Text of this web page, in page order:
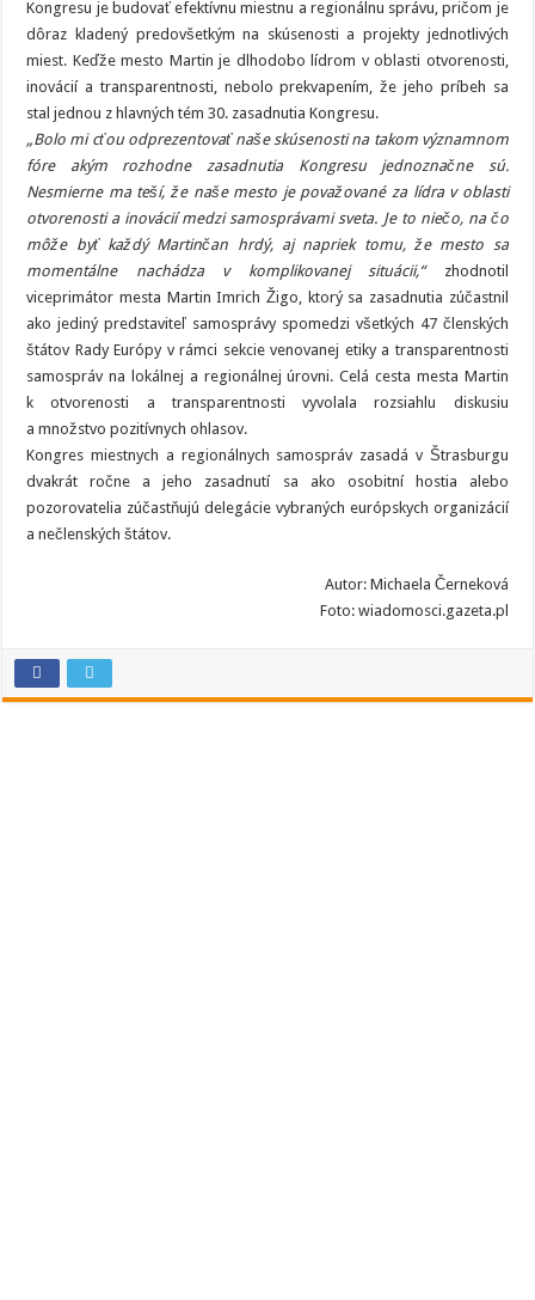
Kongresu je budovať efektívnu miestnu a regionálnu správu, pričom je
dôraz kladený predovšetkým na skúsenosti a projekty jednotlivých
miest. Keďže mesto Martin je dlhodobo lídrom v oblasti otvorenosti,
inovácií a transparentnosti, nebolo prekvapením, že jeho príbeh sa
stal jednou z hlavných tém 30. zasadnutia Kongresu.
„Bolo mi cťou odprezentovať naše skúsenosti na takom významnom
fóre akým rozhodne zasadnutia Kongresu jednoznačne sú.
Nesmierne ma teší, že naše mesto je považované za lídra v oblasti
otvorenosti a inovácií medzi samosprávami sveta. Je to niečo, na čo
môže byť každý Martinčan hrdý, aj napriek tomu, že mesto sa
momentálne nachádza v komplikovanej situácii,“zhodnotil
viceprimátor mesta Martin Imrich Žigo, ktorý sa zasadnutia zúčastnil
ako jediný predstaviteľ samosprávy spomedzi všetkých 47 členských
štátov Rady Európy v rámci sekcie venovanej etiky a transparentnosti
samospráv na lokálnej a regionálnej úrovni. Celá cesta mesta Martin
k otvorenosti a transparentnosti vyvolala rozsiahlu diskusiu
a množstvo pozitívnych ohlasov.
Kongres miestnych a regionálnych samospráv zasadá v Štrasburgu
dvakrát ročne a jeho zasadnutí sa ako osobitní hostia alebo
pozorovatelia zúčastňujú delegácie vybraných európskych organizácií
a nečlenských štátov.
Autor: Michaela Černeková
Foto: wiadomosci.gazeta.pl